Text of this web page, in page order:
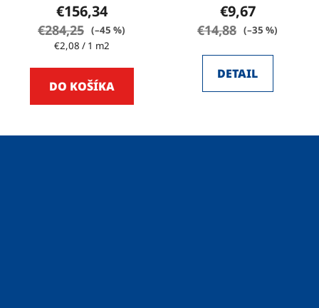
€156,34
€284,25 (–45 %)
Jednotková
€2,08 / 1 m2
DO KOŠÍKA
€9,67
€14,88 (–35 %)
DETAIL
Z